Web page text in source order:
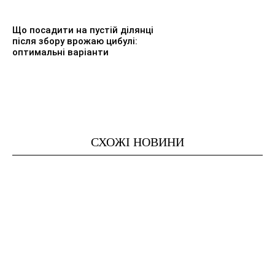
Що посадити на пустій ділянці
після збору врожаю цибулі:
оптимальні варіанти
СХОЖІ НОВИНИ